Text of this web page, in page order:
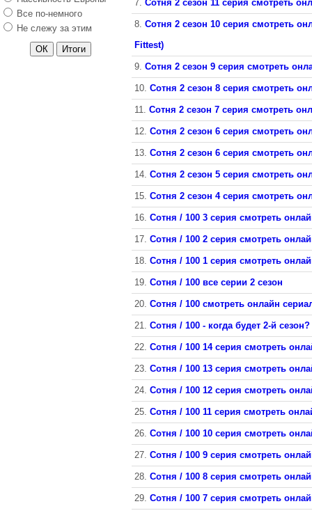
7. Сотня 2 сезон 11 серия смотреть
8. Сотня 2 сезон 10 серия смотреть
Fittest)
9. Сотня 2 сезон 9 серия смотреть
10. Сотня 2 сезон 8 серия смотреть
11. Сотня 2 сезон 7 серия смотреть
12. Сотня 2 сезон 6 серия смотреть
13. Сотня 2 сезон 6 серия смотреть
14. Сотня 2 сезон 5 серия смотреть
15. Сотня 2 сезон 4 серия смотреть
16. Сотня / 100 3 серия смотреть
17. Сотня / 100 2 серия смотреть
18. Сотня / 100 1 серия смотреть
19. Сотня / 100 все серии 2 сезон
20. Сотня / 100 смотреть онлайн
21. Сотня / 100 - когда будет 2-й сезон?
22. Сотня / 100 14 серия смотреть
23. Сотня / 100 13 серия смотреть
24. Сотня / 100 12 серия смотреть
25. Сотня / 100 11 серия смотреть
26. Сотня / 100 10 серия смотреть
27. Сотня / 100 9 серия смотреть
28. Сотня / 100 8 серия смотреть
29. Сотня / 100 7 серия смотреть
Все по-немного
Не слежу за этим